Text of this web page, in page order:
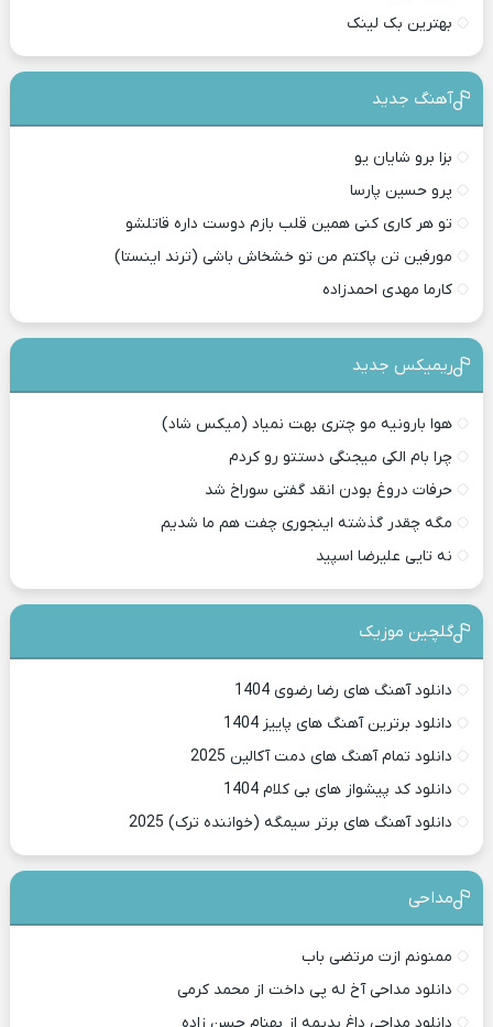
بهترین بک لینک
آهنگ جدید
بزا برو شایان یو
پرو حسین پارسا
تو هر کاری کنی همین قلب بازم دوست داره قاتلشو
مورفین تن پاکتم من تو خشخاش باشی (ترند اینستا)
کارما مهدی احمدزاده
ریمیکس جدید
هوا بارونیه مو چتری بهت نمیاد (میکس شاد)
چرا بام الکی میجنگی دستتو رو کردم
حرفات دروغ بودن انقد گفتی سوراخ شد
مگه چقدر گذشته اینجوری چفت هم ما شدیم
نه تایی علیرضا اسپید
گلچین موزیک
دانلود آهنگ های رضا رضوی 1404
دانلود برترین آهنگ های پاییز 1404
دانلود تمام آهنگ های دمت آکالین 2025
دانلود کد پیشواز های بی کلام 1404
دانلود آهنگ های برتر سیمگه (خواننده ترک) 2025
مداحی
ممنونم ازت مرتضی باب
دانلود مداحی آخ له پی داخت از محمد کرمی